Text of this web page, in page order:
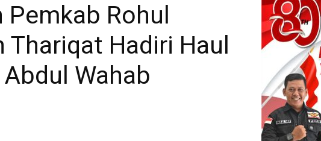
Rohul
Hadiri Haul
Wahab